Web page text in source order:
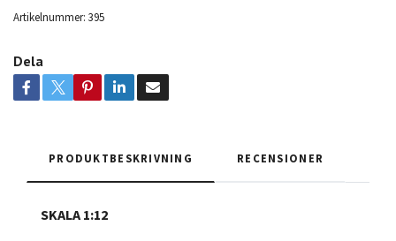
Artikelnummer: 395
Dela
PRODUKTBESKRIVNING RECENSIONER
SKALA 1:12